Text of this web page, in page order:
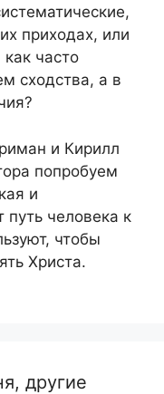
приходах, или
часто
сходства, а в
и Кирилл
попробуем
и
человека к
чтобы
Христа.
другие